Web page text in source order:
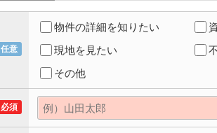
任意
物件の詳細を知りたい
現地を見たい
その他
必須